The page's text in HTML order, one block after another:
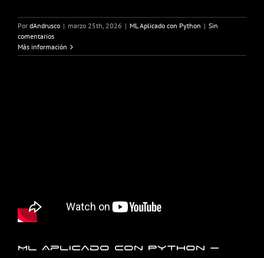
Por dAndrusco | marzo 25th, 2026 | ML Aplicado con Python | Sin
comentarios
Más información
ML Aplicado con Python –